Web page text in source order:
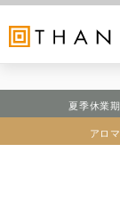
夏季休業
アロ